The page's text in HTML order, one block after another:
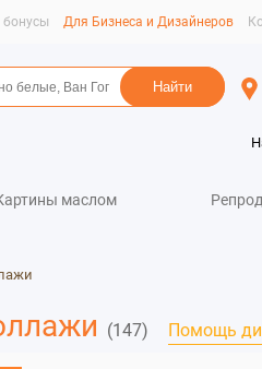
бонусы Для Бизнеса и Дизайнеров
маслом
(147) Помощь